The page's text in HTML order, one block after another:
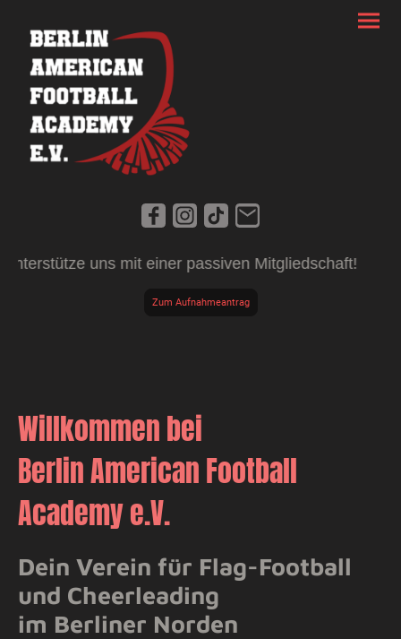
uns mit einer passiven Mitgliedschaft!
Zum Aufnahmeantrag
Willkommen bei
Berlin American Football
Academy e.V.
Dein Verein für Flag-Football
und Cheerleading
im Berliner Norden